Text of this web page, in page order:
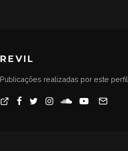
REVIL
Publicações realizadas por este